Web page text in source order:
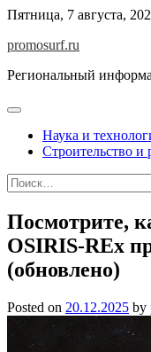
Skip
content
Пятница, 7 августа,
promosurf.ru
Региональный
Наука и
Строительство и
Найти:
Посмотрите,
OSIRIS-REx
(обновлено)
Posted on 20.12.2025 by